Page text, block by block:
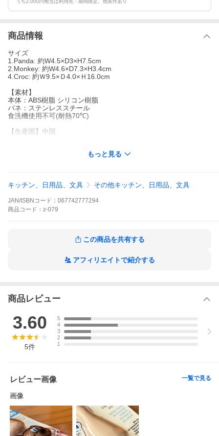
うち2,000円相当は利用先・期間限定。他条件あり
商品情報
サイズ
1.Panda: 約W4.5×D3×H7.5cm
2.Monkey: 約W4.6×D7.3×H3.4cm
4.Croc: 約Ｗ9.5×Ｄ4.0×Ｈ16.0cm
【素材】
本体：ABS樹脂 シリコン樹脂
バネ：ステンレススチール
食洗機使用不可(耐熱70℃)
【生産国】中国
※使用用途以外の使い方はしないでください。
しないでください。
更する場合があります。
※海外製品の為多少のキズ・色ハゲ・インクの飛びなどがありま
クリップ バッグクリップ モンキー おさる サル パンダ ネコ キャ
動物 プレゼント 誕生日 引っ越し ひとり暮らし 賞品 景品 粗品 キ
ッチン雑貨 輸入雑貨 キッチンツール キッチン用品 キッチングッ
もっと見る
キッチン、日用品、文具 その他キッチン、日用品、文具
JAN/ISBNコード： 067742777294
商品 コード： z-079
この商品を共有する
アフィリエイトで紹介する
商品レビュー
3.60
5件
5
4
3
2
1
レビュー画像 一覧で見る
画像